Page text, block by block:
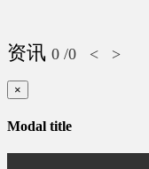
资讯 0 /0 < >
×
Modal title